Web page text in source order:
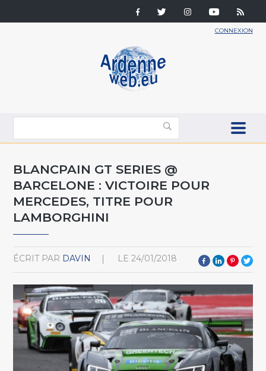
CONNEXION
BLANCPAIN GT SERIES @
BARCELONE : VICTOIRE POUR
MERCEDES, TITRE POUR
LAMBORGHINI
ÉCRIT PAR DAVIN LE 24/01/2018